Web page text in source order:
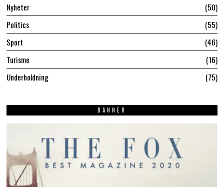
Nyheter
50
Politics
55
Sport
46
Turisme
16
Underholdning
75
BANNER